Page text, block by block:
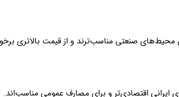
اقتصادی‌تر و برای مصارف عمومی مناسب‌اند.